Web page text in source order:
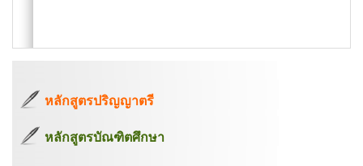
หลักสูตรปริญญาตรี
หลักสูตรบัณฑิตศึกษา